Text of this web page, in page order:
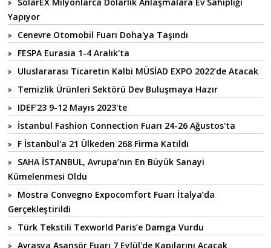
Yapıyor
Cenevre Otomobil Fuarı Doha'ya Taşındı
FESPA Eurasia 1-4 Aralık'ta
Uluslararası Ticaretin Kalbi MÜSİAD EXPO 2022’de Atacak
Temizlik Ürünleri Sektörü Dev Buluşmaya Hazır
IDEF’23 9-12 Mayıs 2023'te
İstanbul Fashion Connection Fuarı 24-26 Ağustos'ta
F İstanbul'a 21 Ülkeden 268 Firma Katıldı
SAHA İSTANBUL, Avrupa’nın En Büyük Sanayi
Kümelenmesi Oldu
Mostra Convegno Expocomfort Fuarı İtalya’da
Gerçekleştirildi
Türk Tekstili Texworld Paris’e Damga Vurdu
Avrasya Asansör Fuarı 7 Eylül'de Kapılarını Açacak